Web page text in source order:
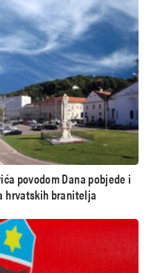
povodom Dana pobjede i
hrvatskih branitelja